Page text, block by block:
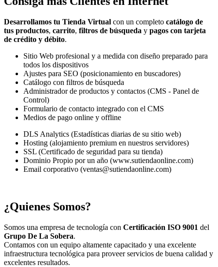
Desarrollamos tu Tienda Virtual con un completo catálogo de
tus productos, carrito, filtros de búsqueda y pagos con tarjeta
de crédito y débito.
Sitio Web profesional y a medida con diseño preparado para
todos los dispositivos
Ajustes para SEO (posicionamiento en buscadores)
Catálogo con filtros de búsqueda
Administrador de productos y contactos (CMS - Panel de
Control)
Formulario de contacto integrado con el CMS
Medios de pago online y offline
DLS Analytics (Estadísticas diarias de su sitio web)
Hosting (alojamiento premium en nuestros servidores)
SSL (Certificado de seguridad para su tienda)
Dominio Propio por un año (www.sutiendaonline.com)
Email corporativo (ventas@sutiendaonline.com)
¿Quienes Somos?
Somos una empresa de tecnología con Certificación ISO 9001 del
Grupo De La Sobera.
Contamos con un equipo altamente capacitado y una excelente
infraestructura tecnológica para proveer servicios de buena calidad y
excelentes resultados.